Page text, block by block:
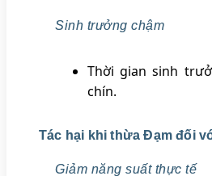
Sinh trưởng chậm
Thời gian sinh
chín.
Tác hại khi thừa Đạm đối
Giảm năng suất thực tế